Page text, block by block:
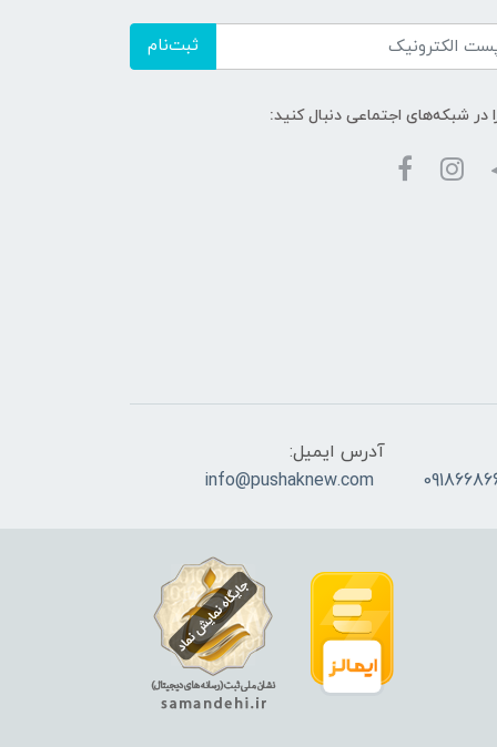
ثبت‌نام
در شبکه‌های اجتماعی دنبال کنید:
آدرس ایمیل:
info@pushaknew.com